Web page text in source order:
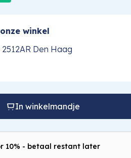
winkel
Den Haag
In winkelmandje
10% - betaal restant later